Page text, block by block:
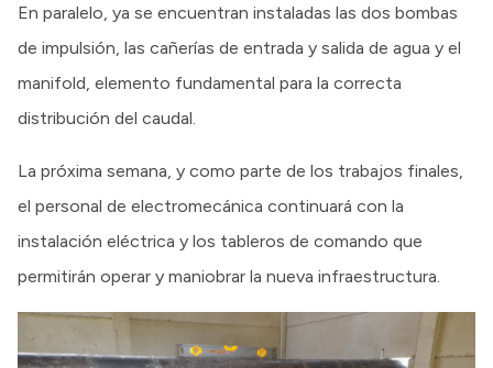
En paralelo, ya se encuentran instaladas las dos bombas
de impulsión, las cañerías de entrada y salida de agua y el
manifold, elemento fundamental para la correcta
distribución del caudal.
La próxima semana, y como parte de los trabajos finales,
el personal de electromecánica continuará con la
instalación eléctrica y los tableros de comando que
permitirán operar y maniobrar la nueva infraestructura.